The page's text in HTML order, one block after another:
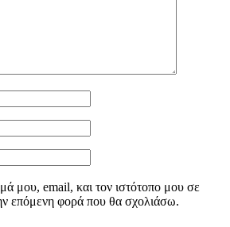
μου, email, και τον ιστότοπο μου σε
επόμενη φορά που θα σχολιάσω.